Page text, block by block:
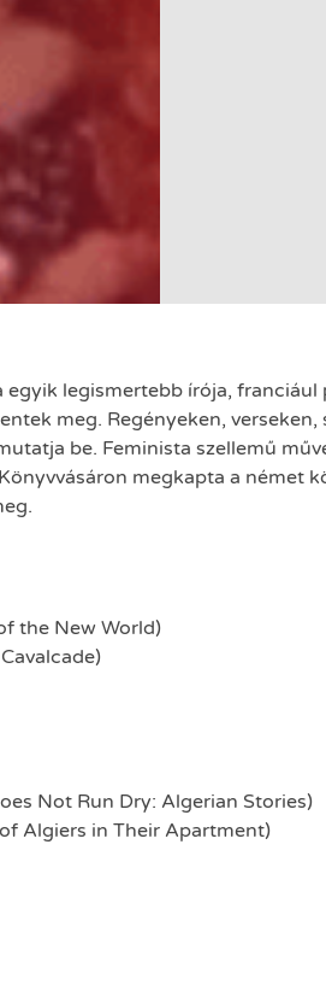
legismertebb írója,
meg. Regényeken,
be. Feminista szellemű
megkapta a német
the New World)
Not Run Dry: Algerian Stories)
Algiers in Their Apartment)